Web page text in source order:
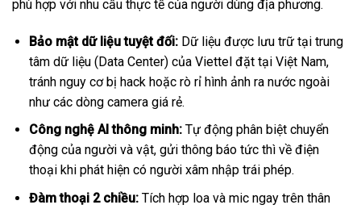
phù hợp với nhu cầu thực tế của người dùng địa phương.
Bảo mật dữ liệu tuyệt đối:Dữ liệu được lưu trữ tại trung
tâm dữ liệu (Data Center) của Viettel đặt tại Việt Nam,
tránh nguy cơ bị hack hoặc rò rỉ hình ảnh ra nước ngoài
như các dòng camera giá rẻ.
Công nghệ AI thông minh:Tự động phân biệt chuyển
động của người và vật, gửi thông báo tức thì về điện
thoại khi phát hiện có người xâm nhập trái phép.
Đàm thoại 2 chiều:Tích hợp loa và mic ngay trên thân